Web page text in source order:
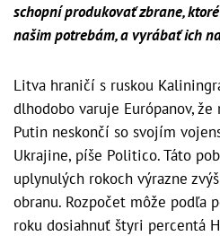
schopní produkovať zbrane,
našim potrebám, a vyrábať ich
Litva hraničí s ruskou
dlhodobo varuje Európanov,
Putin neskončí so svojím
Ukrajine, píše Politico. Táto
uplynulých rokoch výrazne
obranu. Rozpočet môže podľa
roku dosiahnuť štyri percentá